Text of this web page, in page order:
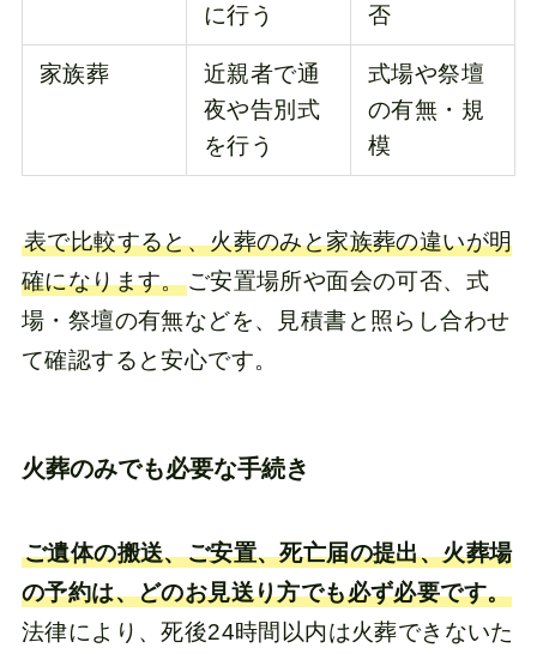
に行う
否
家族葬
近親者で通
夜や告別式
を行う
式場や祭壇
の有無・規
模
表で比較すると、火葬のみと家族葬の違いが明
確になります。ご安置場所や面会の可否、式
場・祭壇の有無などを、見積書と照らし合わせ
て確認すると安心です。
火葬のみでも必要な手続き
ご遺体の搬送、ご安置、死亡届の提出、火葬場
の予約は、どのお見送り方でも必ず必要です。
法律により、死後24時間以内は火葬できないた